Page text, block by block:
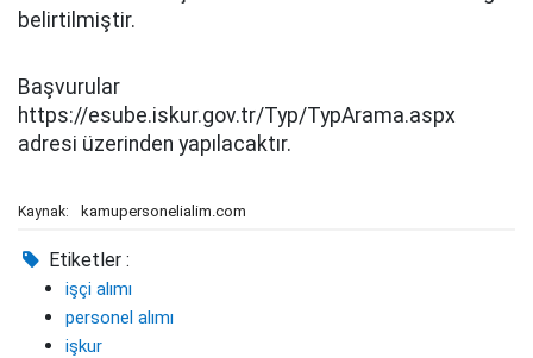
belirtilmiştir.
Başvurular
https://esube.iskur.gov.tr/Typ/TypArama.aspx
adresi üzerinden yapılacaktır.
Kaynak: kamupersonelialim.com
Etiketler :
işçi alımı
personel alımı
işkur